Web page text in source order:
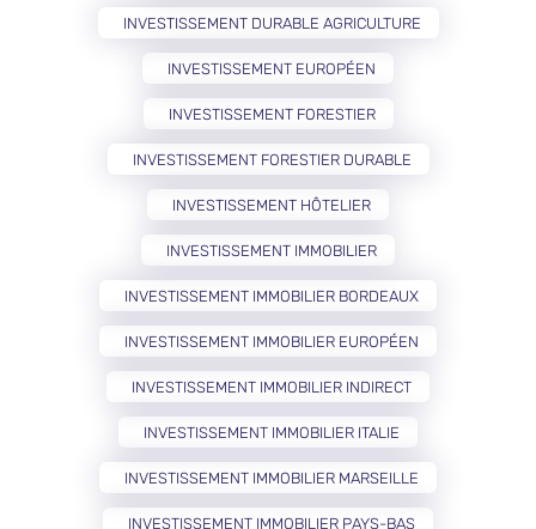
INVESTISSEMENT DURABLE AGRICULTURE
INVESTISSEMENT EUROPÉEN
INVESTISSEMENT FORESTIER
INVESTISSEMENT FORESTIER DURABLE
INVESTISSEMENT HÔTELIER
INVESTISSEMENT IMMOBILIER
INVESTISSEMENT IMMOBILIER BORDEAUX
INVESTISSEMENT IMMOBILIER EUROPÉEN
INVESTISSEMENT IMMOBILIER INDIRECT
INVESTISSEMENT IMMOBILIER ITALIE
INVESTISSEMENT IMMOBILIER MARSEILLE
INVESTISSEMENT IMMOBILIER PAYS-BAS